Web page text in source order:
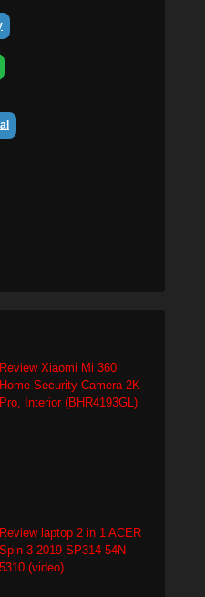
Review Xiaomi Mi 360
Home Security Camera 2K
Pro, Interior (BHR4193GL)
Review laptop 2 in 1 ACER
Spin 3 2019 SP314-54N-
5310 (video)